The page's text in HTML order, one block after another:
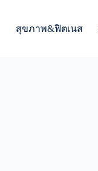
สุขภาพ&ฟิตเนส